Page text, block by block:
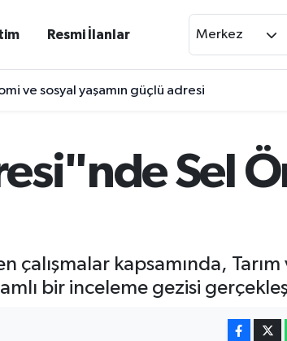
Resmi İlanlar Merkez
ve sosyal yaşamın güçlü adresi
Sel
çalışmalar kapsamında,
bir inceleme gezisi